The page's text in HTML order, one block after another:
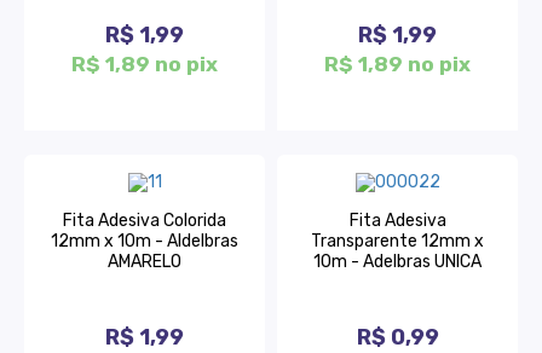
R$ 1,99
R$ 1,89 no pix
R$ 1,99
R$ 1,89 no pix
Fita Adesiva Colorida
12mm x 10m - Aldelbras
AMARELO
R$ 1,99
Fita Adesiva
Transparente 12mm x
10m - Adelbras UNICA
R$ 0,99